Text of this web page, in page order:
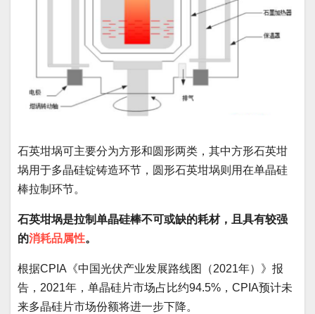
石英坩埚可主要分为方形和圆形两类，其中方形石英坩
埚用于多晶硅锭铸造环节，圆形石英坩埚则用在单晶硅
棒拉制环节。
石英坩埚是拉制单晶硅棒不可或缺的耗材，且具有较强
的消耗品属性。
根据CPIA《中国光伏产业发展路线图（2021年）》报
告，2021年，单晶硅片市场占比约94.5%，CPIA预计未
来多晶硅片市场份额将进一步下降。